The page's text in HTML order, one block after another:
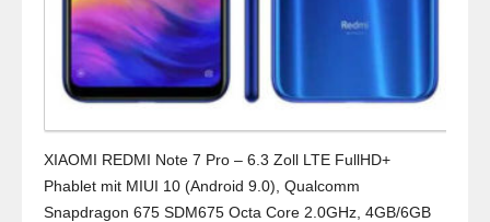
XIAOMI REDMI Note 7 Pro – 6.3 Zoll LTE FullHD+
Phablet mit MIUI 10 (Android 9.0), Qualcomm
Snapdragon 675 SDM675 Octa Core 2.0GHz, 4GB/6GB